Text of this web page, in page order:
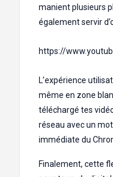
manient plusieurs
également servir
https://
L’expérience
même en zone
téléchargé tes
réseau avec un
immédiate du
Finalement, cette